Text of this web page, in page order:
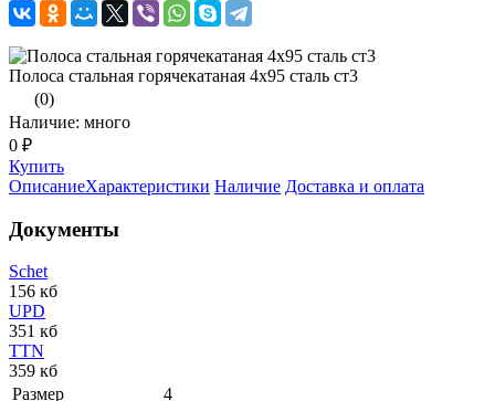
Полоса стальная горячекатаная 4х95 сталь ст3
(0)
Наличие: много
0 ₽
Купить
ОписаниеХарактеристики Наличие Доставка и оплата
Документы
Schet
156 кб
UPD
351 кб
TTN
359 кб
Размер
4